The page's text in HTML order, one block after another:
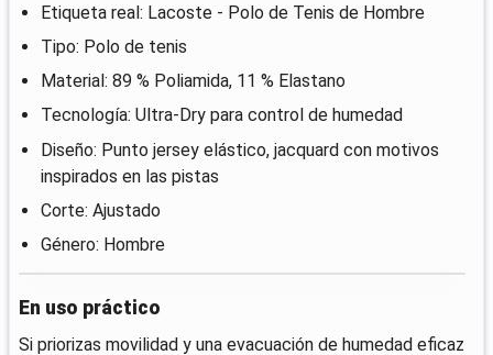
Etiqueta real: Lacoste - Polo de Tenis de Hombre
Tipo: Polo de tenis
Material: 89 % Poliamida, 11 % Elastano
Tecnología: Ultra-Dry para control de humedad
Diseño: Punto jersey elástico, jacquard con motivos
inspirados en las pistas
Corte: Ajustado
Género: Hombre
En uso práctico
Si priorizas movilidad y una evacuación de humedad eficaz